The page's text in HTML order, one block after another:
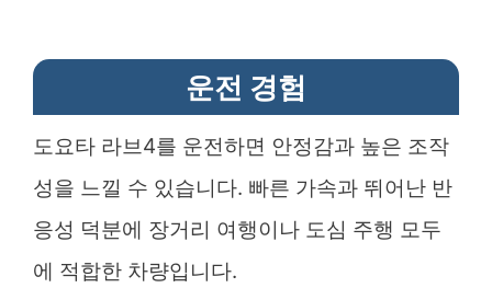
운전 경험
도요타 라브4를 운전하면 안정감과 높은 조작
성을 느낄 수 있습니다. 빠른 가속과 뛰어난 반
응성 덕분에 장거리 여행이나 도심 주행 모두
에 적합한 차량입니다.